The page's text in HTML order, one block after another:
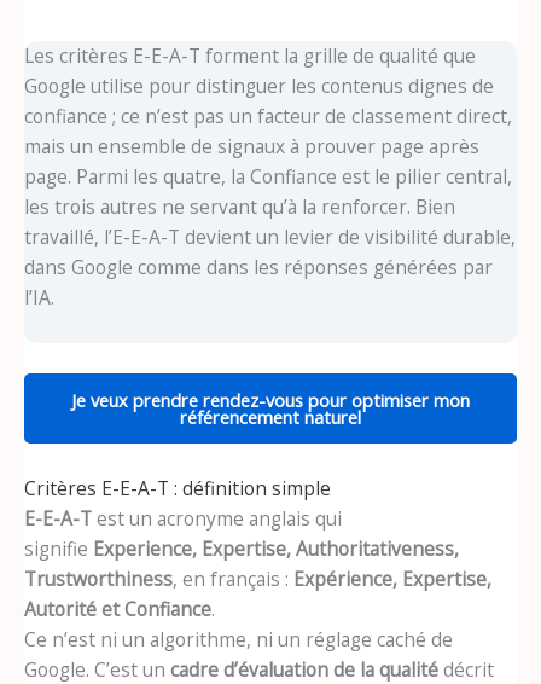
Les critères E-E-A-T forment la grille de qualité que
Google utilise pour distinguer les contenus dignes de
confiance ; ce n’est pas un facteur de classement direct,
mais un ensemble de signaux à prouver page après
page. Parmi les quatre, la Confiance est le pilier central,
les trois autres ne servant qu’à la renforcer. Bien
travaillé, l’E-E-A-T devient un levier de visibilité durable,
dans Google comme dans les réponses générées par
l’IA.
Je veux prendre rendez-vous pour optimiser mon
référencement naturel
Critères E-E-A-T : définition simple
E-E-A-Test un acronyme anglais qui
signifie Experience, Expertise, Authoritativeness,
Trustworthiness, en français : Expérience, Expertise,
Autorité et Confiance.
Ce n’est ni un algorithme, ni un réglage caché de
Google. C’est un cadre d’évaluation de la qualitédécrit